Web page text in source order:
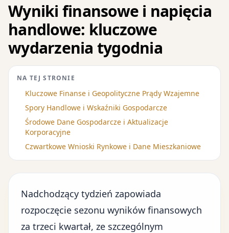
Wyniki finansowe i napięcia
handlowe: kluczowe
wydarzenia tygodnia
NA TEJ STRONIE
Kluczowe Finanse i Geopolityczne Prądy Wzajemne
Spory Handlowe i Wskaźniki Gospodarcze
Środowe Dane Gospodarcze i Aktualizacje
Korporacyjne
Czwartkowe Wnioski Rynkowe i Dane Mieszkaniowe
Nadchodzący tydzień zapowiada
rozpoczęcie sezonu wyników finansowych
za trzeci kwartał, ze szczególnym